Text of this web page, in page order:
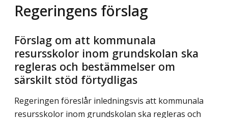
Regeringens förslag
Förslag om att kommunala
resursskolor inom grundskolan ska
regleras och bestämmelser om
särskilt stöd förtydligas
Regeringen föreslår inledningsvis att kommunala
resursskolor inom grundskolan ska regleras och